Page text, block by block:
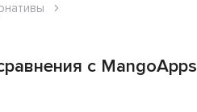
с MangoApps